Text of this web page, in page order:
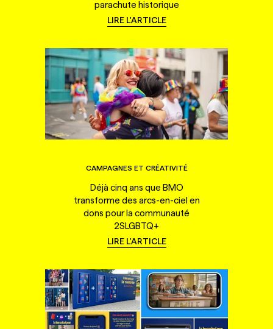
parachute historique
LIRE L'ARTICLE
CAMPAGNES ET CRÉATIVITÉ
Déjà cinq ans que BMO
transforme des arcs-en-ciel en
dons pour la communauté
2SLGBTQ+
LIRE L'ARTICLE